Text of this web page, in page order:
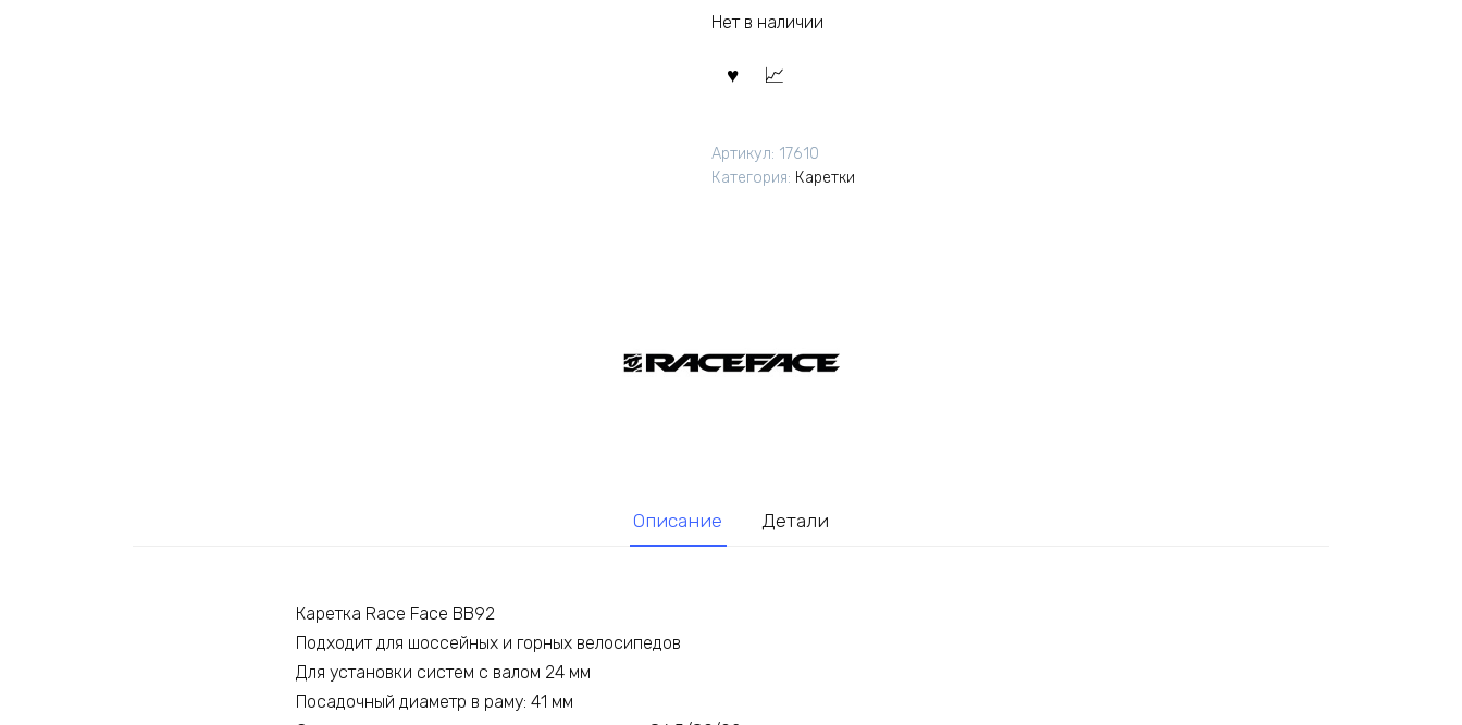
Нет в наличии
Артикул: 17610
Категория: Каретки
Описание Детали
Каретка Race Face BB92
Подходит для шоссейных и горных велосипедов
Для установки систем c валом 24 мм
Посадочный диаметр в раму: 41 мм